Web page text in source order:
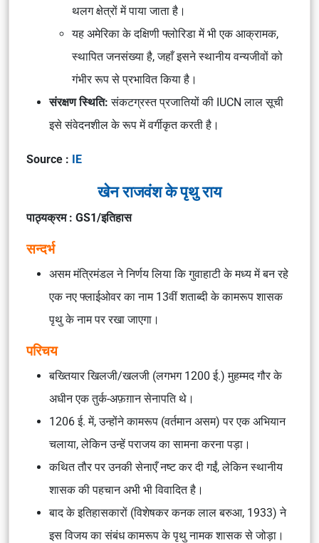
थलग क्षेत्रों में पाया जाता है।
यह अमेरिका के दक्षिणी फ्लोरिडा में भी एक आक्रामक,
स्थापित जनसंख्या है, जहाँ इसने स्थानीय वन्यजीवों को
गंभीर रूप से प्रभावित किया है।
संरक्षण स्थिति: संकटग्रस्त प्रजातियों की IUCN लाल सूची
इसे संवेदनशील के रूप में वर्गीकृत करती है।
Source : IE
खेन राजवंश के पृथु राय
पाठ्यक्रम : GS1/इतिहास
सन्दर्भ
असम मंत्रिमंडल ने निर्णय लिया कि गुवाहाटी के मध्य में बन रहे
एक नए फ्लाईओवर का नाम 13वीं शताब्दी के कामरूप शासक
पृथु के नाम पर रखा जाएगा।
परिचय
बख्तियार खिलजी/खलजी (लगभग 1200 ई.) मुहम्मद गौर के
अधीन एक तुर्क-अफ़ग़ान सेनापति थे।
1206 ई. में, उन्होंने कामरूप (वर्तमान असम) पर एक अभियान
चलाया, लेकिन उन्हें पराजय का सामना करना पड़ा।
कथित तौर पर उनकी सेनाएँ नष्ट कर दी गईं, लेकिन स्थानीय
शासक की पहचान अभी भी विवादित है।
बाद के इतिहासकारों (विशेषकर कनक लाल बरुआ, 1933) ने
इस विजय का संबंध कामरूप के पृथु नामक शासक से जोड़ा।